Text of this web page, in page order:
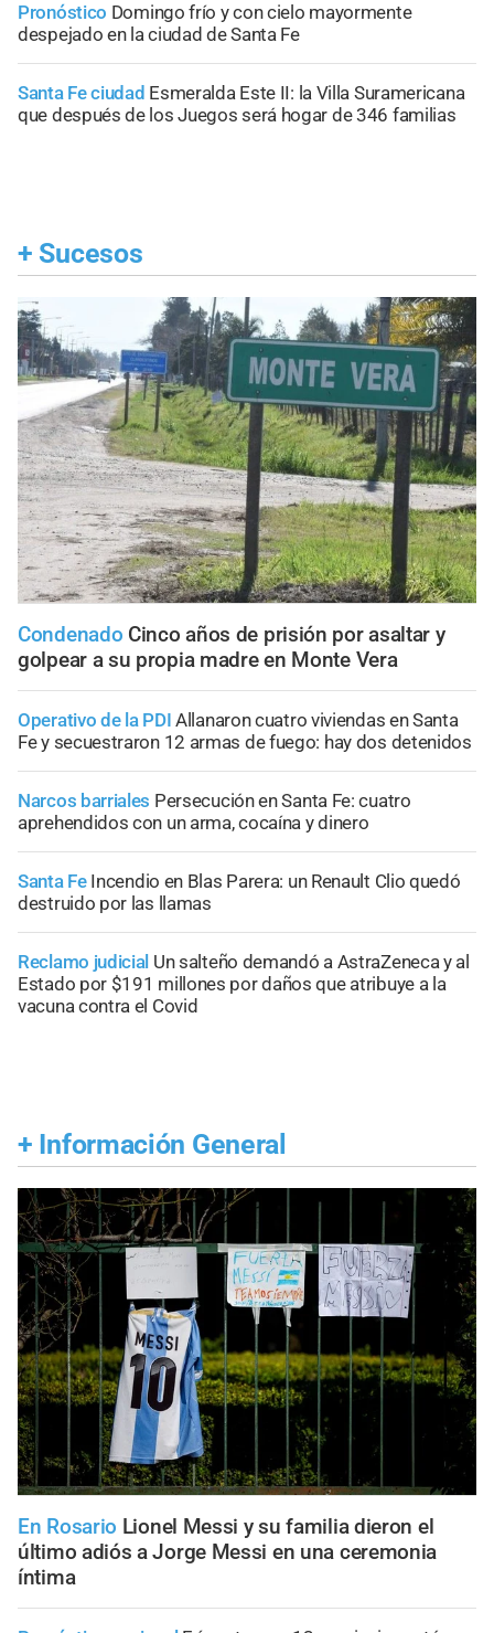
Pronóstico Domingo frío y con cielo mayormente
despejado en la ciudad de Santa Fe
Santa Fe ciudad Esmeralda Este II: la Villa Suramericana
que después de los Juegos será hogar de 346 familias
+ Sucesos
Condenado Cinco años de prisión por asaltar y
golpear a su propia madre en Monte Vera
Operativo de la PDI Allanaron cuatro viviendas en Santa
Fe y secuestraron 12 armas de fuego: hay dos detenidos
Narcos barriales Persecución en Santa Fe: cuatro
aprehendidos con un arma, cocaína y dinero
Santa Fe Incendio en Blas Parera: un Renault Clio quedó
destruido por las llamas
Reclamo judicial Un salteño demandó a AstraZeneca y al
Estado por $191 millones por daños que atribuye a la
vacuna contra el Covid
+ Información General
En Rosario Lionel Messi y su familia dieron el
último adiós a Jorge Messi en una ceremonia
íntima